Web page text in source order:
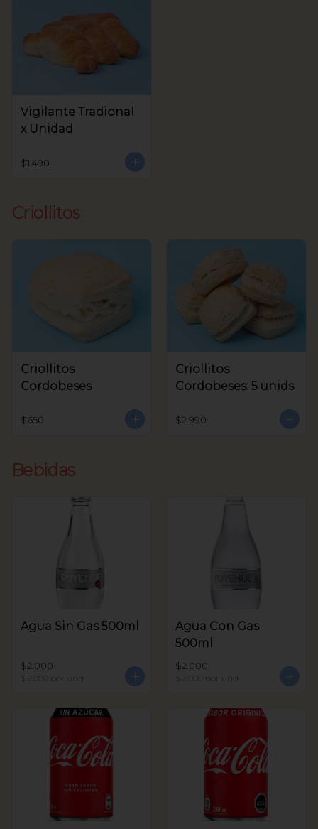
Vigilante Tradional
x Unidad
$1.490
Criollitos
Criollitos
Cordobeses
$650
Criollitos
Cordobeses: 5 unids
$2.990
Bebidas
Agua Sin Gas 500ml
$2.000
$2.000 por und
Agua Con Gas
500ml
$2.000
$2.000 por und